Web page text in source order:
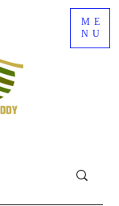
ME
NU